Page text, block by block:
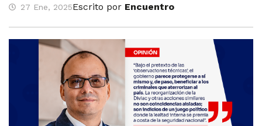
27 Ene, 2025Escrito por Encuentro